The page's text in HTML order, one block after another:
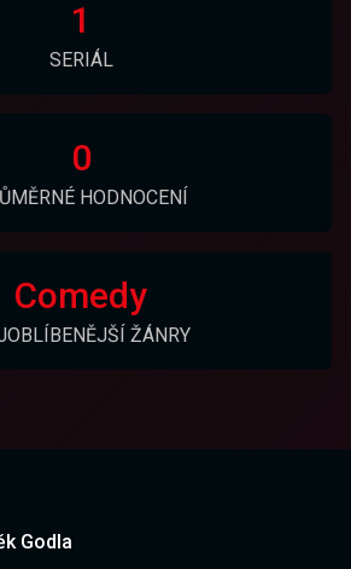
1
SERIÁL
0
HODNOCENÍ
Comedy
ŽÁNRY
Godla